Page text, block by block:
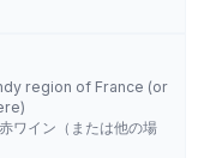
region of France (or
ワイン（または他の場